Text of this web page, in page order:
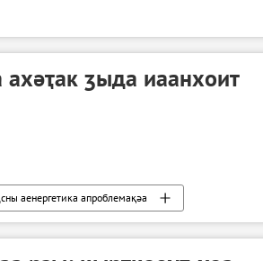
ӡыда иаанхоит
аенергетика апроблемақәа